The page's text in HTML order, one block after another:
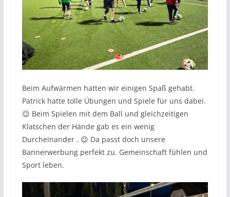
Beim Aufwärmen hatten wir einigen Spaß gehabt.
Patrick hatte tolle Übungen und Spiele für uns dabei.
😉 Beim Spielen mit dem Ball und gleichzeitigen
Klatschen der Hände gab es ein wenig
Durcheinander . 😉 Da passt doch unsere
Bannerwerbung perfekt zu. Gemeinschaft fühlen und
Sport leben.